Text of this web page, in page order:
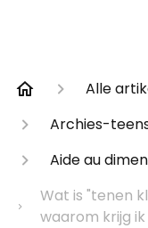
Alle
Archies-
Aide au
Wat is "tenen
waarom krijg